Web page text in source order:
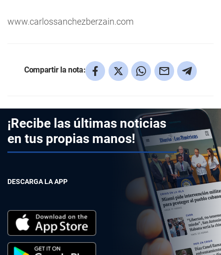
www.carlossanchezberzain.com
Compartir la nota:
¡Recibe las últimas noticias
en tus propias manos!
DESCARGA LA APP